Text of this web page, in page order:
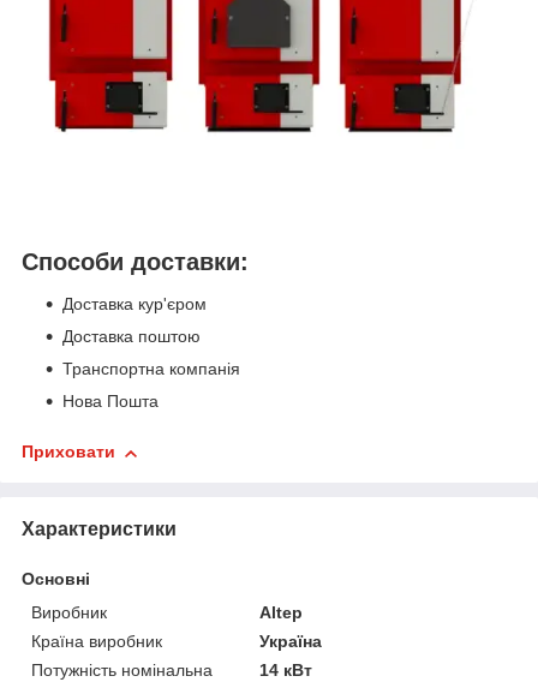
Способи доставки:
Доставка кур'єром
Доставка поштою
Транспортна компанія
Нова Пошта
Приховати
Характеристики
Основні
Виробник
Altep
Країна виробник
Україна
Потужність номінальна
14 кВт